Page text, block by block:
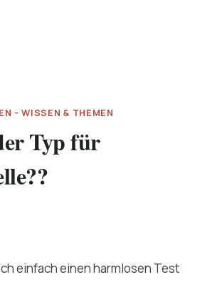
- WISSEN & THEMEN
Typ für
einfach einen harmlosen Test